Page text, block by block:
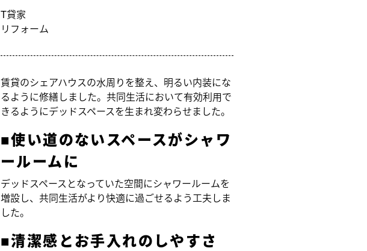
T貸家
リフォーム
賃貸のシェアハウスの水周りを整え、明るい内装にな
るように修繕しました。共同生活において有効利用で
きるようにデッドスペースを生まれ変わらせました。
■使い道のないスペースがシャワ
ールームに
デッドスペースとなっていた空間にシャワールームを
増設し、共同生活がより快適に過ごせるよう工夫しま
した。
■清潔感とお手入れのしやすさ